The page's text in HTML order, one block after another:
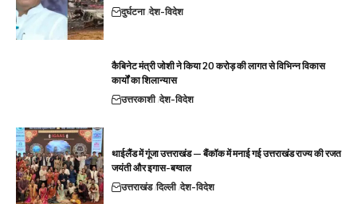
दुर्घटना देश-विदेश
कैबिनेट मंत्री जोशी ने किया 20 करोड़ की लागत से विभिन्न विकास
कार्यों का शिलान्यास
उत्तरकाशी देश-विदेश
थाईलैंड में गूंजा उत्तराखंड — बैंकॉक में मनाई गई उत्तराखंड राज्य की रजत
जयंती और इगास-बग्वाल
उत्तराखंड दिल्ली देश-विदेश